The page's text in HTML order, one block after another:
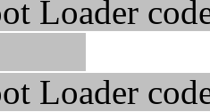
Loader
Loader